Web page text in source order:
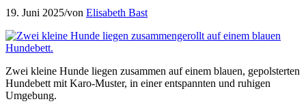
19. Juni 2025/von Elisabeth Bast
Zwei kleine Hunde liegen zusammen auf einem blauen, gepolsterten
Hundebett mit Karo-Muster, in einer entspannten und ruhigen
Umgebung.